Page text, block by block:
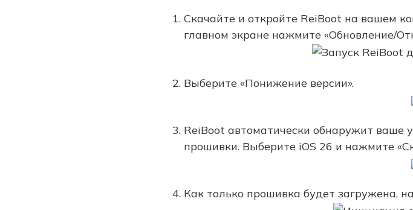
Скачайте и откройте ReiBoot на вашем
главном экране нажмите «Обновление/
Выберите «Понижение версии».
ReiBoot автоматически обнаружит ваше
прошивки. Выберите iOS 26 и нажмите
Как только прошивка будет загружена,